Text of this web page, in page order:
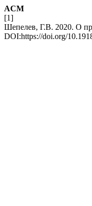
ACM
[1]
Шепелев, Г.В. 2020. О
DOI:https://doi.org/